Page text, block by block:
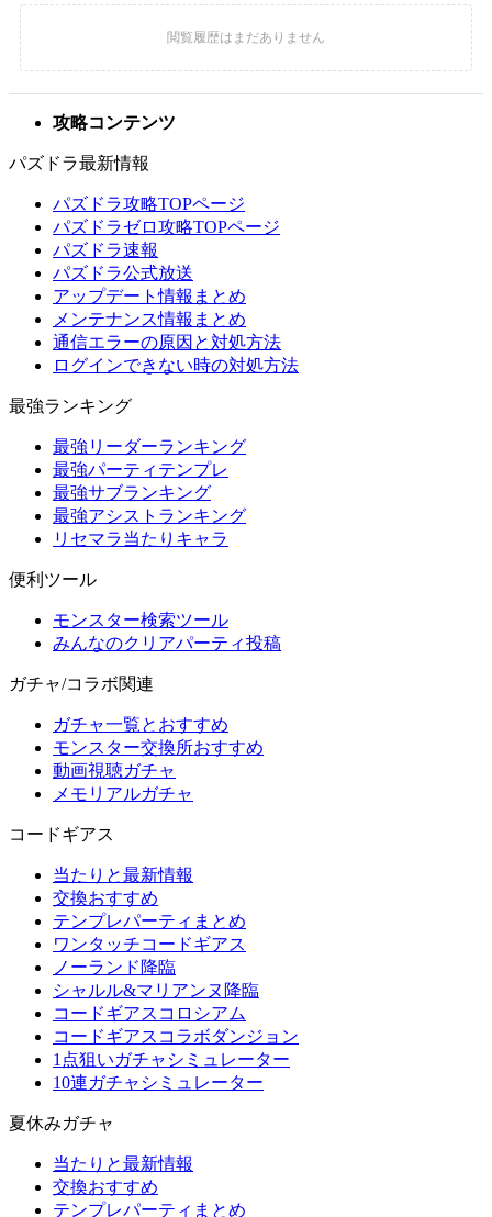
攻略コンテンツ
パズドラ最新情報
パズドラ攻略TOPページ
パズドラゼロ攻略TOPページ
パズドラ速報
パズドラ公式放送
アップデート情報まとめ
メンテナンス情報まとめ
通信エラーの原因と対処方法
ログインできない時の対処方法
最強ランキング
最強リーダーランキング
最強パーティテンプレ
最強サブランキング
最強アシストランキング
リセマラ当たりキャラ
便利ツール
モンスター検索ツール
みんなのクリアパーティ投稿
ガチャ/コラボ関連
ガチャ一覧とおすすめ
モンスター交換所おすすめ
動画視聴ガチャ
メモリアルガチャ
コードギアス
当たりと最新情報
交換おすすめ
テンプレパーティまとめ
ワンタッチコードギアス
ノーランド降臨
シャルル&マリアンヌ降臨
コードギアスコロシアム
コードギアスコラボダンジョン
1点狙いガチャシミュレーター
10連ガチャシミュレーター
夏休みガチャ
当たりと最新情報
交換おすすめ
テンプレパーティまとめ